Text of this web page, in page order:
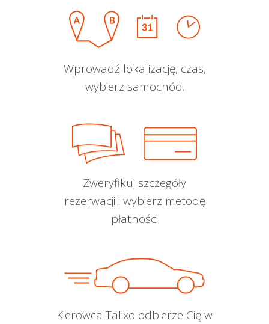
Wprowadź lokalizację, czas,
wybierz samochód.
Zweryfikuj szczegóły
rezerwacji i wybierz metodę
płatności
Kierowca Talixo odbierze Cię w